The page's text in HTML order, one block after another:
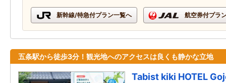
新幹線/特急付プラン一覧へ 航空券付プラ
五条駅から徒歩3分！観光地へのアクセスは良くも静かな立地
Tabist kiki HOTEL